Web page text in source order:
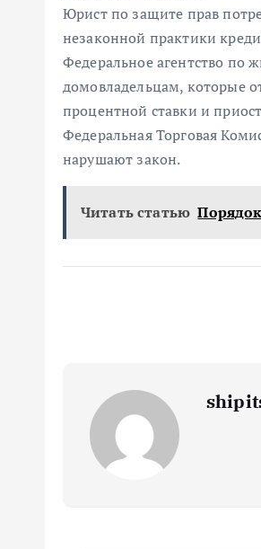
Юрист по защите прав
незаконной практики
Федеральное агентство
домовладельцам, которые
процентной ставки и
Федеральная Торговая
нарушают закон.
Читать статью